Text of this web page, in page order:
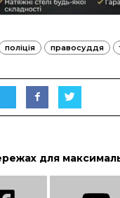
поліція правосуддя
для